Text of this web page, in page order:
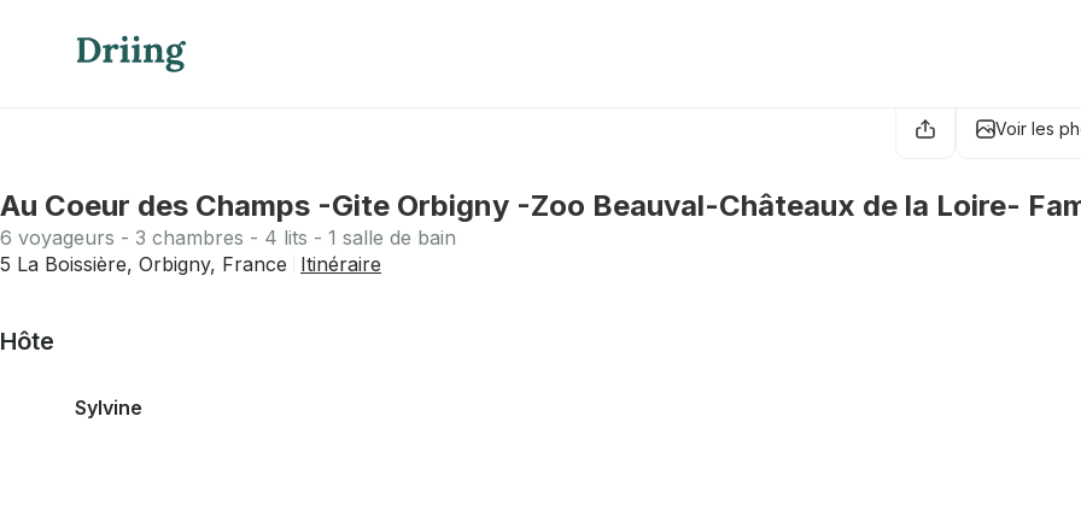
Voir les
Au Coeur des Champs -Gite Orbigny -Zoo Beauval-Châteaux de la Loire-
6 voyageurs - 3 chambres - 4 lits - 1 salle de bain
5 La Boissière, Orbigny, France
Itinéraire
Hôte
Sylvine